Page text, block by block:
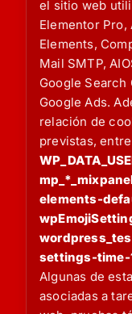
el sitio web
Elementor Pro,
Elements,
Mail SMTP,
Google Search
Google Ads.
relación de
previstas,
elements-
settings-time-
Algunas de
asociadas a